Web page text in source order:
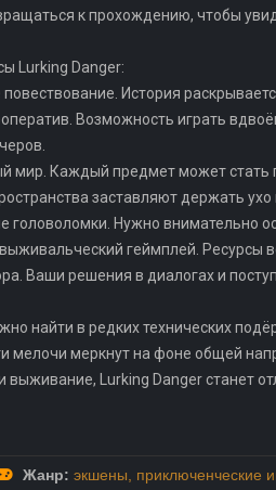
к прохождению, чтобы
Lurking Danger:
История
Возможность играть
мир. Каждый предмет может
заставляют держать ухо
головоломки. Нужно внимательно
геймплей. Ресурсы
Ваши решения в диалогах и
найти в редких технических
мелочи меркнут на фоне общей
выживание, Lurking Danger станет
Жанр: экшены, приключенческие